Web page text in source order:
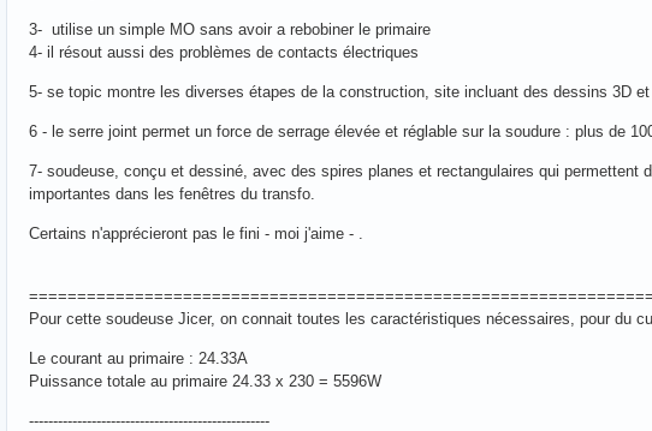
3- utilise un simple MO sans avoir a rebobiner le primaire
4- il résout aussi des problèmes de contacts électriques
5- se topic montre les diverses étapes de la construction, site incluant des dessins 3D
6 - le serre joint permet un force de serrage élevée et réglable sur la soudure : plus de
7- soudeuse, conçu et dessiné, avec des spires planes et rectangulaires qui permettent
importantes dans les fenêtres du transfo.
Certains n'apprécieront pas le fini - moi j'aime - .
Pour cette soudeuse Jicer, on connait toutes les caractéristiques nécessaires, pour du
Le courant au primaire : 24.33A
Puissance totale au primaire 24.33 x 230 = 5596W
--------------------------------------------------